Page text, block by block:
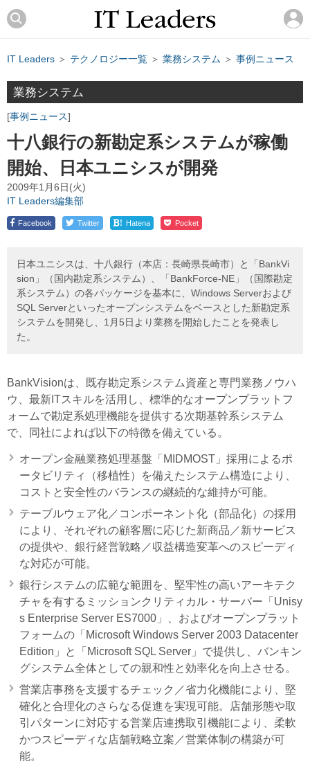
IT Leaders ＞ テクノロジー一覧 ＞ 業務システム ＞ 事例ニュース
業務システム
事例ニュース
十八銀行の新勘定系システムが稼働
開始、日本ユニシスが開発
2009年1月6日(火)
IT Leaders編集部
Facebook Twitter ! Hatena Pocket
日本ユニシスは、十八銀行（本店：長崎県長崎市）と「BankVi
sion」（国内勘定系システム）、「BankForce-NE」（国際勘定
系システム）の各パッケージを基本に、Windows Serverおよび
SQL Serverといったオープンシステムをベースとした新勘定系
システムを開発し、1月5日より業務を開始したことを発表し
た。
BankVisionは、既存勘定系システム資産と専門業務ノウハ
ウ、最新ITスキルを活用し、標準的なオープンプラットフ
ォームで勘定系処理機能を提供する次期基幹系システム
で、同社によれば以下の特徴を備えている。
オープン金融業務処理基盤「MIDMOST」採用によるポ
ータビリティ（移植性）を備えたシステム構造により、
コストと安全性のバランスの継続的な維持が可能。
テーブルウェア化／コンポーネント化（部品化）の採用
により、それぞれの顧客層に応じた新商品／新サービス
の提供や、銀行経営戦略／収益構造変革へのスピーディ
な対応が可能。
銀行システムの広範な範囲を、堅牢性の高いアーキテク
チャを有するミッションクリティカル・サーバー「Unisy
s Enterprise Server ES7000」、およびオープンプラット
フォームの「Microsoft Windows Server 2003 Datacenter
Edition」と「Microsoft SQL Server」で提供し、バンキン
グシステム全体としての親和性と効率化を向上させる。
営業店事務を支援するチェック／省力化機能により、堅
確化と合理化のさらなる促進を実現可能。店舗形態や取
引パターンに対応する営業店連携取引機能により、柔軟
かつスピーディな店舗戦略立案／営業体制の構築が可
能。